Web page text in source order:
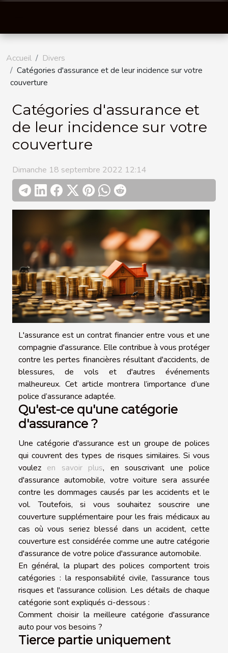
Accueil
Divers
Catégories d'assurance et de leur incidence sur votre
couverture
Catégories d'assurance et
de leur incidence sur votre
couverture
Dimanche 18 septembre 2022 12:14
L'assurance est un contrat financier entre vous et une
compagnie d'assurance. Elle contribue à vous protéger
contre les pertes financières résultant d'accidents, de
blessures, de vols et d'autres événements
malheureux. Cet article montrera l’importance d’une
police d’assurance adaptée.
Qu'est-ce qu'une catégorie
d'assurance ?
Une catégorie d'assurance est un groupe de polices
qui couvrent des types de risques similaires. Si vous
voulez en savoir plus, en souscrivant une police
d'assurance automobile, votre voiture sera assurée
contre les dommages causés par les accidents et le
vol. Toutefois, si vous souhaitez souscrire une
couverture supplémentaire pour les frais médicaux au
cas où vous seriez blessé dans un accident, cette
couverture est considérée comme une autre catégorie
d'assurance de votre police d'assurance automobile.
En général, la plupart des polices comportent trois
catégories : la responsabilité civile, l'assurance tous
risques et l'assurance collision. Les détails de chaque
catégorie sont expliqués ci-dessous :
Comment choisir la meilleure catégorie d'assurance
auto pour vos besoins ?
Tierce partie uniquement